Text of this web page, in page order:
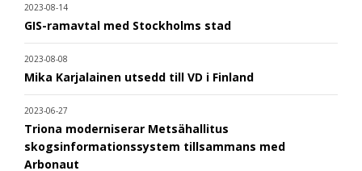
2023-08-14
GIS-ramavtal med Stockholms stad
2023-08-08
Mika Karjalainen utsedd till VD i Finland
2023-06-27
Triona moderniserar Metsähallitus
skogsinformationssystem tillsammans med
Arbonaut